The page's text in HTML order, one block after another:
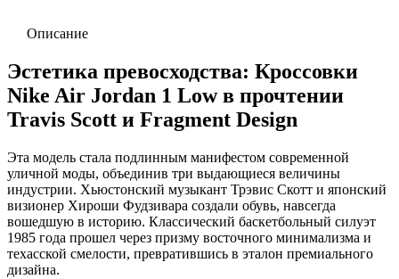
Описание
Эстетика превосходства: Кроссовки
Nike Air Jordan 1 Low в прочтении
Travis Scott и Fragment Design
Эта модель стала подлинным манифестом современной
уличной моды, объединив три выдающиеся величины
индустрии. Хьюстонский музыкант Трэвис Скотт и японский
визионер Хироши Фудзивара создали обувь, навсегда
вошедшую в историю. Классический баскетбольный силуэт
1985 года прошел через призму восточного минимализма и
техасской смелости, превратившись в эталон премиального
дизайна.